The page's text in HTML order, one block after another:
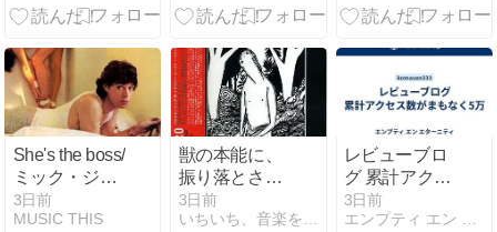
She's the boss/
ミック・ジャ
ガー
3日前
MUSIC THIS
獣の本能に、
振り落とされ
るな！【Sing
The Troubled
3日前
いちいち、音楽を考える。
レビューブロ
グ 累計アクセ
ス数がまもな
く5万
3日前
エンプティ エン エターニティ